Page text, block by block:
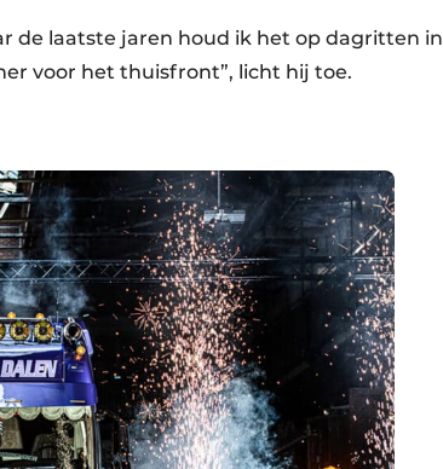
de laatste jaren houd ik het op dagritten in
voor het thuisfront”, licht hij toe.